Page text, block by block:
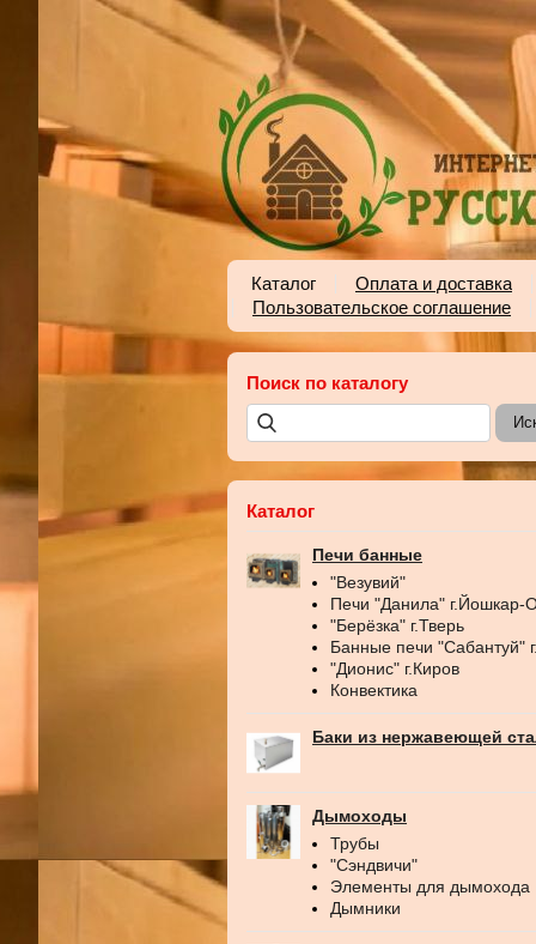
Каталог
Оплата и доставка
Пользовательское соглашение
Поиск по каталогу
Каталог
Печи банные
"Везувий"
Печи "Данила" г.Йошкар-
"Берёзка" г.Тверь
Банные печи "Сабантуй"
"Дионис" г.Киров
Конвектика
Баки из нержавеющей
Дымоходы
Трубы
"Сэндвичи"
Элементы для дымохода
Дымники